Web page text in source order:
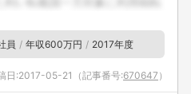
員 年収600万円 2017年度
日:2017-05-21 （記事番号:670647 ）